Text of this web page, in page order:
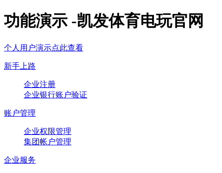
功能演示 -凯发体育电玩官网
个人用户演示点此查看
新手上路
企业注册
企业银行账户验证
账户管理
企业权限管理
集团帐户管理
企业服务